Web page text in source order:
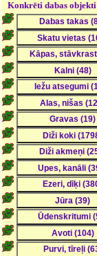
Konkrēti dabas objekti